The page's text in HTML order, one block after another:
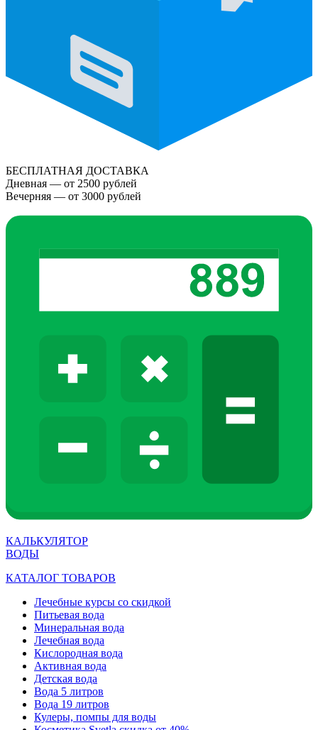
БЕСПЛАТНАЯ ДОСТАВКА
Дневная — от 2500 рублей
Вечерняя — от 3000 рублей
КАЛЬКУЛЯТОР
ВОДЫ
КАТАЛОГ ТОВАРОВ
Лечебные курсы со скидкой
Питьевая вода
Минеральная вода
Лечебная вода
Кислородная вода
Активная вода
Детская вода
Вода 5 литров
Вода 19 литров
Кулеры, помпы для воды